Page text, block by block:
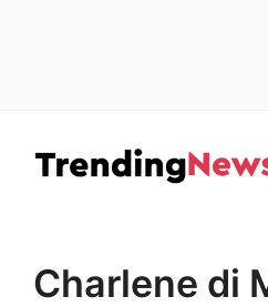
contenuto
Charlene di